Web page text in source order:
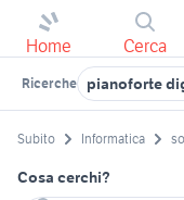
Home Cerca
Ricerche pianoforte
Subito Informatica
Cosa cerchi?